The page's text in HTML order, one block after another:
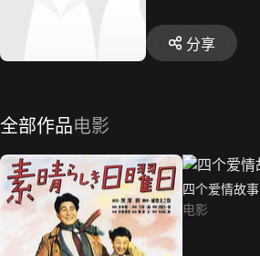
分享
全部作品电影
四个爱情故事
电影